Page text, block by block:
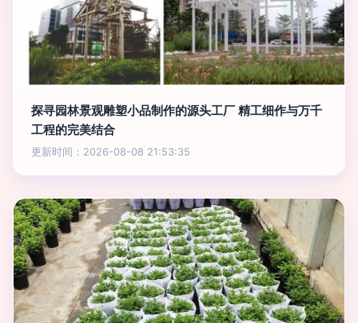
探寻园林景观雕塑小品制作的源头工厂 精工细作与万千
工程的完美结合
更新时间：2026-08-08 21:53:35